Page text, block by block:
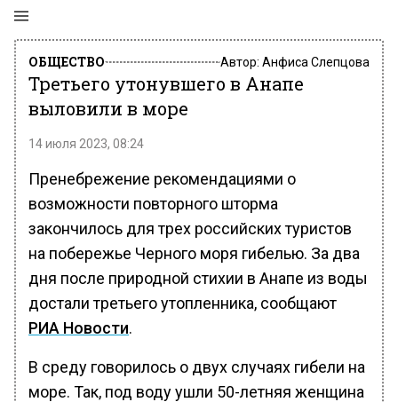
ОБЩЕСТВО Автор: Анфиса Слепцова
Третьего утонувшего в Анапе
выловили в море
14 июля 2023, 08:24
Пренебрежение рекомендациями о
возможности повторного шторма
закончилось для трех российских туристов
на побережье Черного моря гибелью. За два
дня после природной стихии в Анапе из воды
достали третьего утопленника, сообщают
РИА Новости.
В среду говорилось о двух случаях гибели на
море. Так, под воду ушли 50-летняя женщина